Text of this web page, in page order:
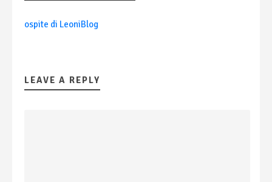
ospite di LeoniBlog
LEAVE A REPLY